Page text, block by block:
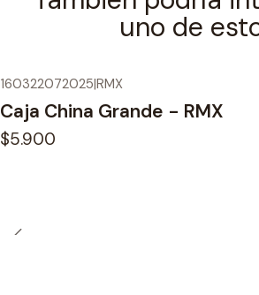
uno de
160322072025|RMX
Caja China Grande - RMX
$5.900